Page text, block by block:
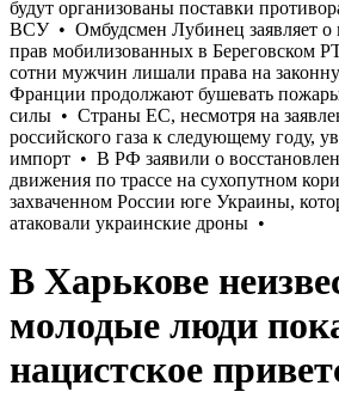
В Харькове
молодые люди
нацистское